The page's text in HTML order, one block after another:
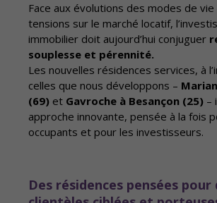
Face aux évolutions des modes de
tensions sur le marché locatif,
immobilier doit aujourd’hui conjuguer
souplesse et pérennité.
Les nouvelles résidences services, à
celles que nous développons –
(69) et Gavroche à Besançon (25) –
approche innovante, pensée à la fois
occupants et pour les investisseurs.
Des résidences pensées pour